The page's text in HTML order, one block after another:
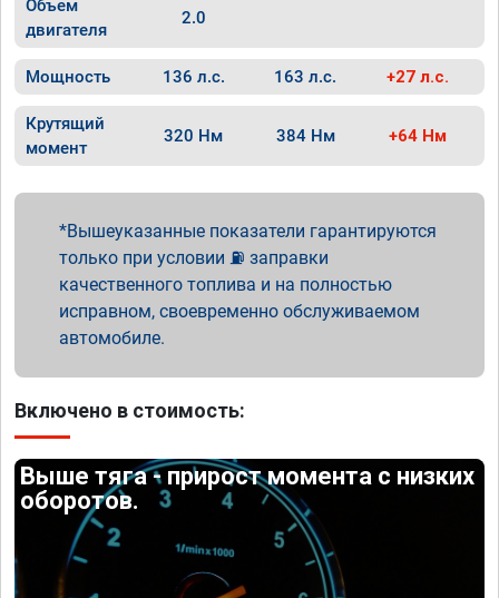
Объем
двигателя
2.0
Мощность 136 л.с. 163 л.с. +27 л.с.
Крутящий
момент
320 Нм 384 Нм +64 Нм
Вышеуказанные показатели гарантируются
только при условии ⛽ заправки
качественного топлива и на полностью
исправном, своевременно обслуживаемом
автомобиле.
Включено в стоимость:
Выше тяга - прирост момента с низких
оборотов.